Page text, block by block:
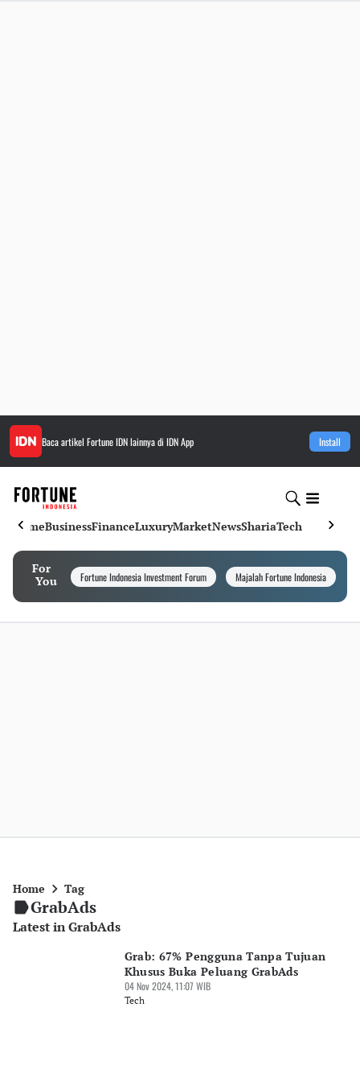
Baca artikel Fortune IDNlainnya di IDN App Install
HomeBusinessFinanceLuxuryMarketNewsShariaTech
For
You
Fortune Indonesia Investment Forum Majalah Fortune Indonesia
Home Tag
GrabAds
Latest in GrabAds
Grab: 67% Pengguna Tanpa Tujuan
Khusus Buka Peluang GrabAds
04 Nov 2024, 11:07 WIB
Tech